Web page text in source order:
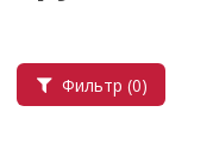
Фильтр (0)